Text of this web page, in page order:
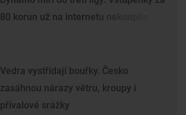
80 korun už na internetu nekoupíte
Vedra vystřídají bouřky. Česko
zasáhnou nárazy větru, kroupy i
přívalové srážky